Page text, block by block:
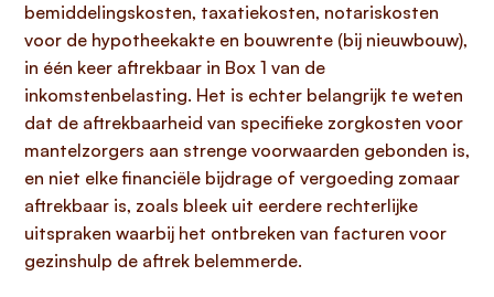
bemiddelingskosten, taxatiekosten, notariskosten
voor de hypotheekakte en bouwrente (bij nieuwbouw),
in één keer aftrekbaar in Box 1 van de
inkomstenbelasting. Het is echter belangrijk te weten
dat de aftrekbaarheid van specifieke zorgkosten voor
mantelzorgers aan strenge voorwaarden gebonden is,
en niet elke financiële bijdrage of vergoeding zomaar
aftrekbaar is, zoals bleek uit eerdere rechterlijke
uitspraken waarbij het ontbreken van facturen voor
gezinshulp de aftrek belemmerde.